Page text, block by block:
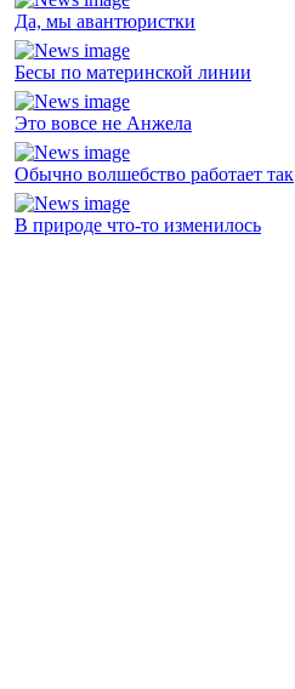
Да, мы авантюристки
Бесы по материнской линии
Это вовсе не Анжела
Обычно волшебство работает так
В природе что-то изменилось